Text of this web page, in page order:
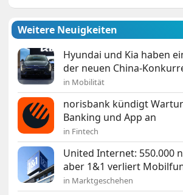
Weitere Neuigkeiten
Hyundai und Kia haben
der neuen China-
in Mobilität
norisbank kündigt
Banking und App an
in Fintech
United Internet: 550.000
aber 1&1 verliert
in Marktgeschehen